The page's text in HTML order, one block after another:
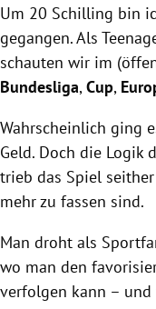
Um 20 Schilling bin
gegangen. Als
schauten wir im
Bundesliga,Cup,
Wahrscheinlich ging
Geld. Doch die Logik
trieb das Spiel
mehr zu fassen sind.
Man droht als
wo man den
verfolgen kann –